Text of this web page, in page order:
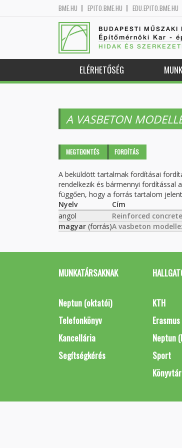
BME.HU EPITO.BME.HU EDU.EPITO.BME.HU
BUDAPESTI MŰSZAKI
Építőmérnöki Kar -
HIDAK ÉS
ELÉRHETŐSÉG
A VASBETON
Elsődleges fülek
MEGTEKINTÉS FORDÍTÁS
A beküldött tartalmak fordításai
rendelkezik és bármennyi fordítással
függően, hogy a forrás tartalom
Nyelv
Cím
angol
Reinforced
magyar (forrás)A vasbeton
MUNKATÁRSAKNAK
Neptun (oktatói)
Telefonkönyv
Kancellária
Segítségkérés
KTH
Erasmus
Neptun
Sport
Könyvtár